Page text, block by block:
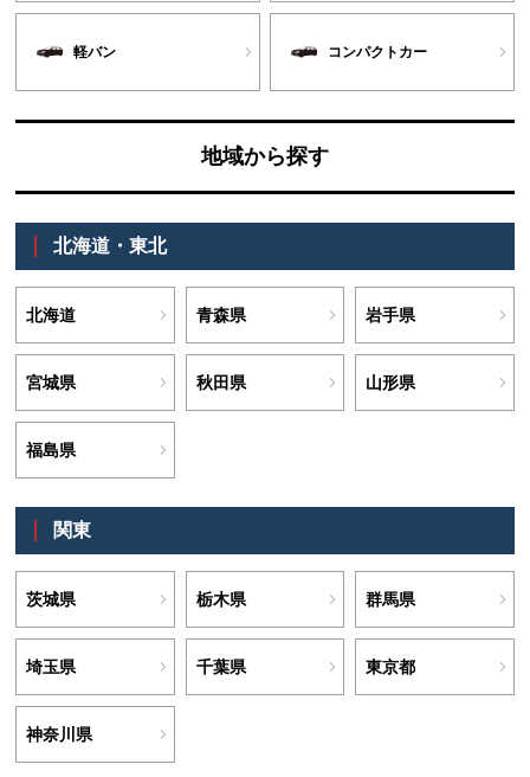
軽バン コンパクトカー
地域から探す
北海道・東北
北海道 青森県 岩手県
宮城県 秋田県 山形県
福島県
関東
茨城県 栃木県 群馬県
埼玉県 千葉県 東京都
神奈川県